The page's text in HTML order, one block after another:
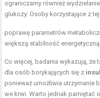
ograniczamy również
glukozy. Osoby korzystające z
poprawę parametrów
większą stabilność energetyczną
Co więcej, badania wykazują,
dla osób borykających się z
ponieważ umożliwia utrzymanie
we krwi. Warto jednak pamiętać